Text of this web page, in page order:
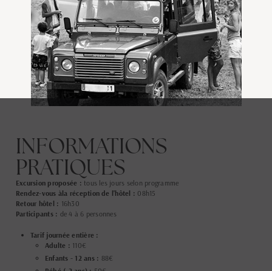
INFORMATIONS
PRATIQUES
Excursion proposée : tous les jours selon programme
Rendez-vous àla réception de l'hôtel : 08h15
Retour hôtel : 16h30
Participants : de 4 à 6 personnes
Tarif journée entière :
Adulte : 110€
Enfants - 12 ans : 88€